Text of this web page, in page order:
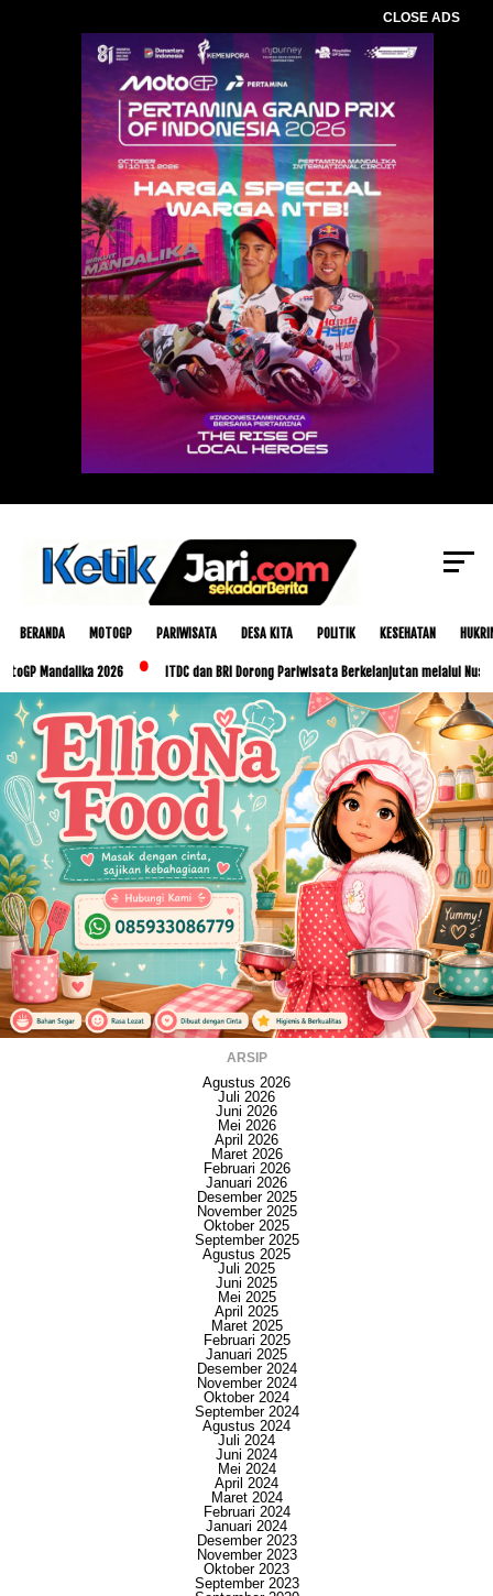
CLOSE ADS
BERANDA MOTOGP PARIWISATA DESA KITA POLITIK KESEHATAN
2026 ITDC dan BRI Dorong Pariwisata Berkelanjutan melalui Nusa Dua
ARSIP
Agustus 2026
Juli 2026
Juni 2026
Mei 2026
April 2026
Maret 2026
Februari 2026
Januari 2026
Desember 2025
November 2025
Oktober 2025
September 2025
Agustus 2025
Juli 2025
Juni 2025
Mei 2025
April 2025
Maret 2025
Februari 2025
Januari 2025
Desember 2024
November 2024
Oktober 2024
September 2024
Agustus 2024
Juli 2024
Juni 2024
Mei 2024
April 2024
Maret 2024
Februari 2024
Januari 2024
Desember 2023
November 2023
Oktober 2023
September 2023
Baca Juga : Aston Inn Mataram Perkuat
Sinergi dengan Media Lewat AIM Connect